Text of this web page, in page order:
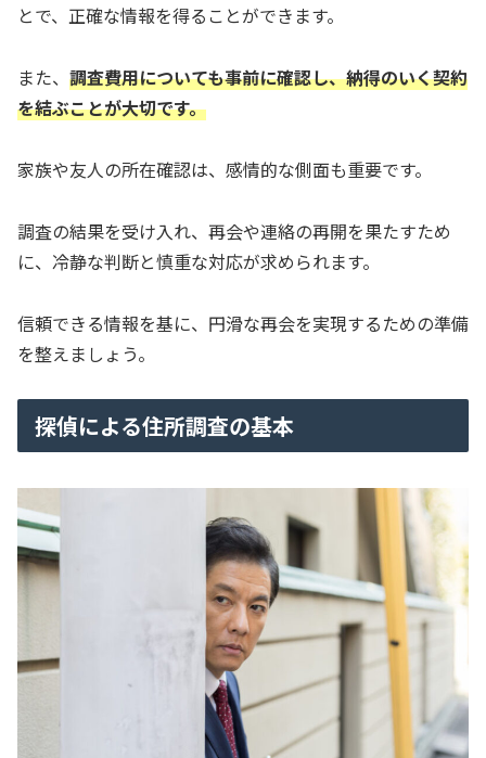
とで、正確な情報を得ることができます。
また、 調査費用についても事前に確認し、納得のいく契約
を結ぶことが大切です。
家族や友人の所在確認は、感情的な側面も重要です。
調査の結果を受け入れ、再会や連絡の再開を果たすため
に、冷静な判断と慎重な対応が求められます。
信頼できる情報を基に、円滑な再会を実現するための準備
を整えましょう。
探偵による住所調査の基本